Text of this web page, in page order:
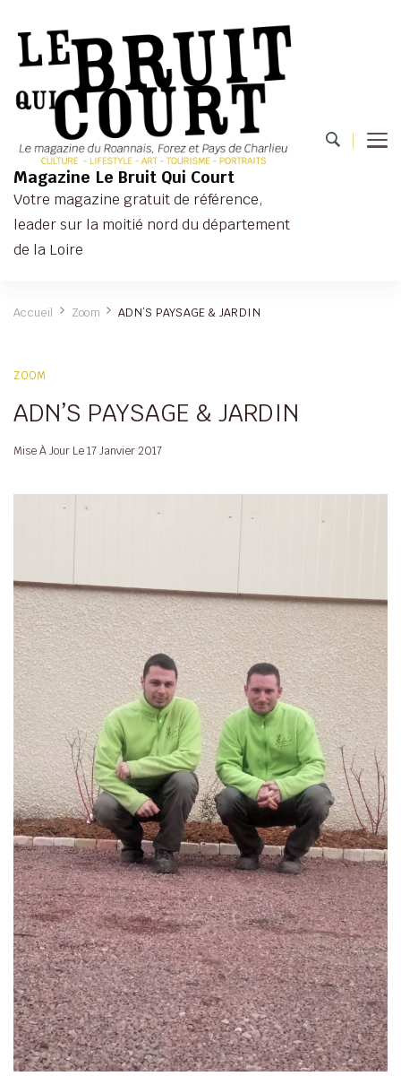
Magazine Le Bruit Qui Court
Votre magazine gratuit de référence,
leader sur la moitié nord du département
de la Loire
Accueil Zoom ADN’S PAYSAGE & JARDIN
ZOOM
ADN’S PAYSAGE & JARDIN
Mise À Jour Le17 Janvier 2017